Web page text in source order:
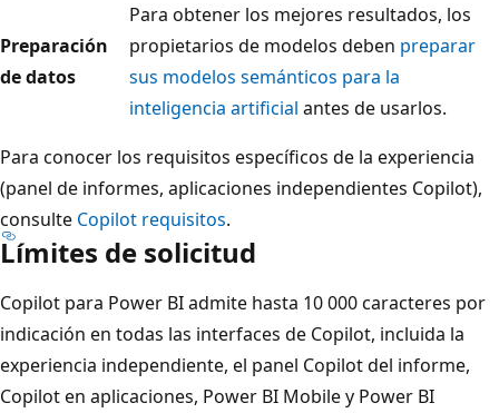
Preparación
de datos
Para obtener los mejores resultados, los
propietarios de modelos deben preparar
sus modelos semánticos para la
inteligencia artificial antes de usarlos.
Para conocer los requisitos específicos de la experiencia
(panel de informes, aplicaciones independientes Copilot),
consulte Copilot requisitos.
Límites de solicitud
Copilot para Power BI admite hasta 10 000 caracteres por
indicación en todas las interfaces de Copilot, incluida la
experiencia independiente, el panel Copilot del informe,
Copilot en aplicaciones, Power BI Mobile y Power BI